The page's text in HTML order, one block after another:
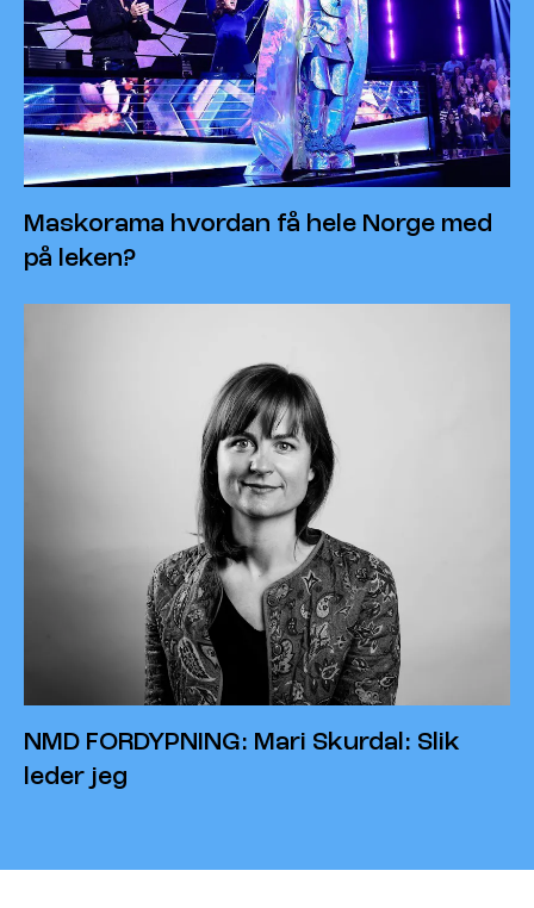
Maskorama hvordan få hele Norge med
på leken?
NMD FORDYPNING: Mari Skurdal: Slik
leder jeg